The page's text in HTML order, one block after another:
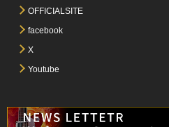
OFFICIALSITE
facebook
X
Youtube